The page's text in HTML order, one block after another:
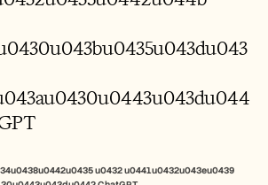
u0432 u0441u0432u043eu0439